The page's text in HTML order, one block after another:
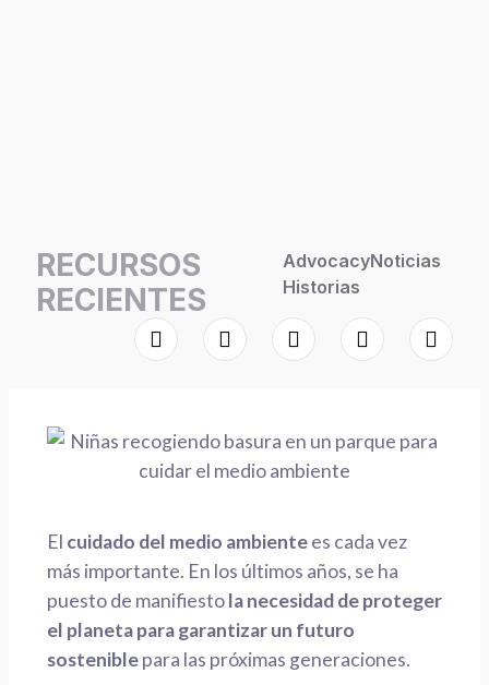
RECURSOS
RECIENTES
AdvocacyNoticias
Historias
El cuidado del medio ambientees cada vez
más importante. En los últimos años, se ha
puesto de manifiestola necesidad de proteger
el planeta para garantizar un futuro
sosteniblepara las próximas generaciones.